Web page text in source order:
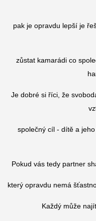
pak je opravdu lepší je
zůstat kamarádi co
Je dobré si říci, že
společný cíl - dítě a
Pokud vás tedy partner
který opravdu nemá
Každý může